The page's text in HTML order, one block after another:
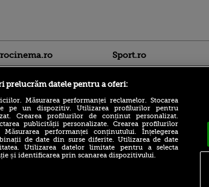
Coster-Waldau din
Tronurilor și
Sport.ro
Ferencvaros - Real Madrid,
LIVE pe VOYO Sport 1, de la
20:00: test important pentru
echipa lui Jose Mourinho
prelucrăm datele pentru a oferi:
Măsurarea performanței reclamelor. Stocarea
pe un dispozitiv. Utilizarea profilurilor pentru
Crearea profilurilor de conținut personalizat.
publicității personalizate. Crearea profilurilor
performanței conținutului. Înțelegerea
de date din surse diferite. Utilizarea de date
Utilizarea datelor limitate pentru a selecta
și identificarea prin scanarea dispozitivului.